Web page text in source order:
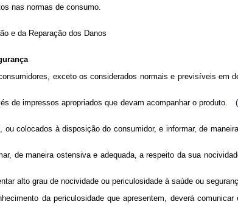
nas normas de consumo.
e da Reparação dos Danos
exceto os considerados normais e previsíveis em
de impressos apropriados que devam acompanhar o produto.
colocados à disposição do consumidor, e informar, de
maneira ostensiva e adequada, a respeito da sua
alto grau de nocividade ou periculosidade à saúde ou
da periculosidade que apresentem, deverá comunicar